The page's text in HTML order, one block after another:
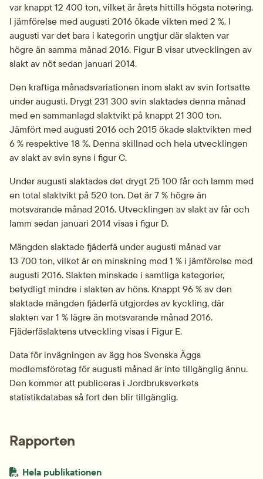
var knappt 12 400 ton, vilket är årets hittills högsta notering.
I jämförelse med augusti 2016 ökade vikten med 2 %. I
augusti var det bara i kategorin ungtjur där slakten var
högre än samma månad 2016. Figur B visar utvecklingen av
slakt av nöt sedan januari 2014.
Den kraftiga månadsvariationen inom slakt av svin fortsatte
under augusti. Drygt 231 300 svin slaktades denna månad
med en sammanlagd slaktvikt på knappt 21 300 ton.
Jämfört med augusti 2016 och 2015 ökade slaktvikten med
6 % respektive 18 %. Denna skillnad och hela utvecklingen
av slakt av svin syns i figur C.
Under augusti slaktades det drygt 25 100 får och lamm med
en total slaktvikt på 520 ton. Det är 7 % högre än
motsvarande månad 2016. Utvecklingen av slakt av får och
lamm sedan januari 2014 visas i figur D.
Mängden slaktade fjäderfä under augusti månad var
13 700 ton, vilket är en minskning med 1 % i jämförelse med
augusti 2016. Slakten minskade i samtliga kategorier,
betydligt mindre i slakten av höns. Knappt 96 % av den
slaktade mängden fjäderfä utgjordes av kyckling, där
slakten var 1 % lägre än motsvarande månad 2016.
Fjäderfäslaktens utveckling visas i Figur E.
Data för invägningen av ägg hos Svenska Äggs
medlemsföretag för augusti månad är inte tillgänglig ännu.
Den kommer att publiceras i Jordbruksverkets
statistikdatabas så fort den blir tillgänglig.
Rapporten
PDF-fil.
Hela publikationenpdf, 969 kB.